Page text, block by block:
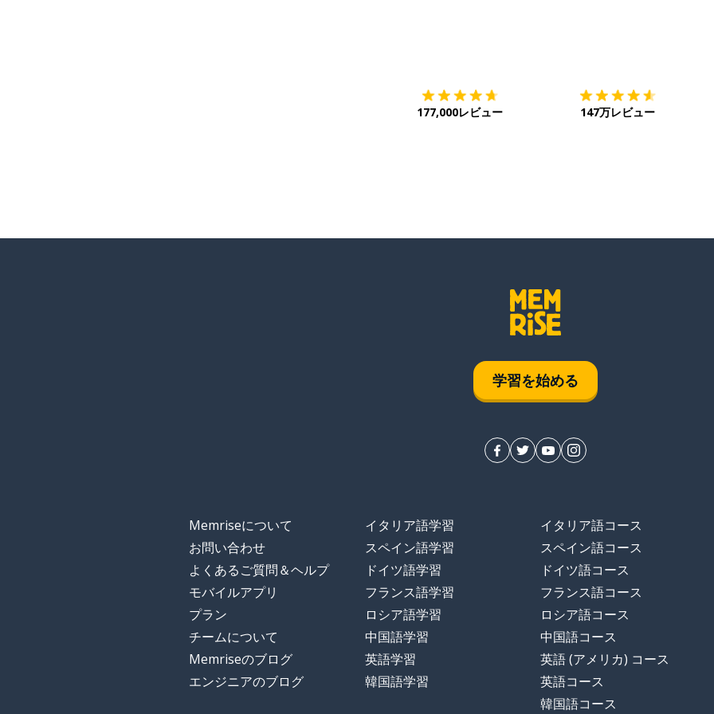
177,000レビュー 147万レビュー
学習を始める
Memriseについて
お問い合わせ
よくあるご質問＆ヘルプ
モバイルアプリ
プラン
チームについて
Memriseのブログ
エンジニアのブログ
イタリア語学習
スペイン語学習
ドイツ語学習
フランス語学習
ロシア語学習
中国語学習
英語学習
韓国語学習
イタリア語コース
スペイン語コース
ドイツ語コース
フランス語コース
ロシア語コース
中国語コース
英語 (アメリカ) コース
英語コース
韓国語コース